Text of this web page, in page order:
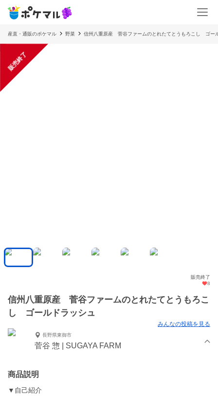
産直・通販のポケマル 野菜 信州八重原産 菅谷ファームのとれたてとうもろこし ゴー
販売終了
販売終了
8
信州八重原産 菅谷ファームのとれたてとうもろこ
し ゴールドラッシュ
みんなの投稿を見る
長野県東御市
菅谷 惣 | SUGAYA FARM
商品説明
▼自己紹介